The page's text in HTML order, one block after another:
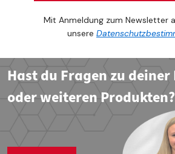
Mit Anmeldung zum Newsletter
unsere
Hast du Fragen zu
oder weiteren Produkten?